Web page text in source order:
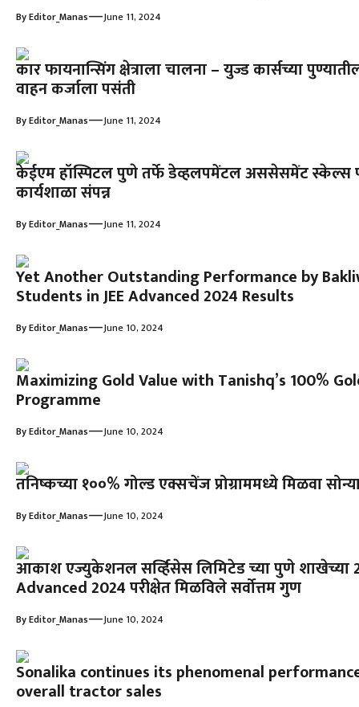
ByEditor_Manas—June 11, 2024
कार फायनान्सिंग क्षेत्राला चालना – युज्ड कार्सच्या
वाहन कर्जाला पसंती
ByEditor_Manas—June 11, 2024
केईएम हॉस्पिटल पुणे तर्फे डेव्हलपमेंटल अससेसमेंट स्केल्स
कार्यशाळा संपन्न
ByEditor_Manas—June 11, 2024
Yet Another Outstanding Performance by
Students in JEE Advanced 2024 Results
ByEditor_Manas—June 10, 2024
Maximizing Gold Value with Tanishq’s 100%
Programme
ByEditor_Manas—June 10, 2024
तनिष्कच्या १००% गोल्ड एक्सचेंज प्रोग्राममध्ये मिळवा
ByEditor_Manas—June 10, 2024
आकाश एज्युकेशनल सर्व्हिसेस लिमिटेड च्या पुणे शाखेच्या 2
Advanced 2024 परीक्षेत मिळविले सर्वोत्तम गुण
ByEditor_Manas—June 10, 2024
Sonalika continues its phenomenal
overall tractor sales